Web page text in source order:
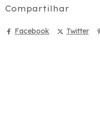
Compartilhar
Facebook Twitter